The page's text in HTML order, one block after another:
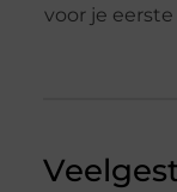
voor je eerste